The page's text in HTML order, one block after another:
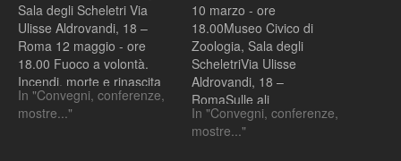
Sala degli Scheletri Via
Ulisse Aldrovandi, 18 –
Roma 12 maggio - ore
18.00 Fuoco a volontà.
Incendi, morte e rinascita
della natura Franco Tassi
(Centro Studi Ecologici
In "Convegni, conferenze,
mostre..."
10 marzo - ore
18.00Museo Civico di
Zoologia, Sala degli
ScheletriVia Ulisse
Aldrovandi, 18 –
RomaSulle ali
dell'evoluzione: le
farfalleAlberto Zilli (Museo
In "Convegni, conferenze,
mostre..."